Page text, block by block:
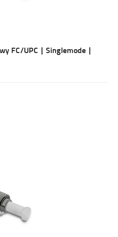
FC/UPC | Singlemode |